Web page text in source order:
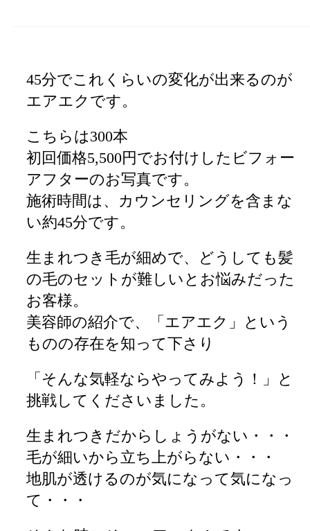
45分でこれくらいの変化が出来るのが
エアエクです。
こちらは300本
初回価格5,500円でお付けしたビフォー
アフターのお写真です。
施術時間は、カウンセリングを含まな
い約45分です。
生まれつき毛が細めで、どうしても髪
の毛のセットが難しいとお悩みだった
お客様。
美容師の紹介で、「エアエク」という
ものの存在を知って下さり
「そんな気軽ならやってみよう！」と
挑戦してくださいました。
生まれつきだからしょうがない・・・
毛が細いから立ち上がらない・・・
地肌が透けるのが気になって気になっ
て・・・